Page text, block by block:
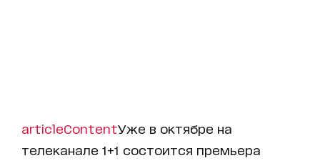
articleContentУже в октябре на
телеканале 1+1 состоится премьера